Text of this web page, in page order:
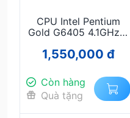
CPU Intel Pentium
Gold G6405 4.1GHz 2
LGA1200 Chính Hãng
– Hiệu Năng Ổn Định
Cho Văn Phòng & Học
Tập
1,550,000 đ
Còn hàng
Quà tặng